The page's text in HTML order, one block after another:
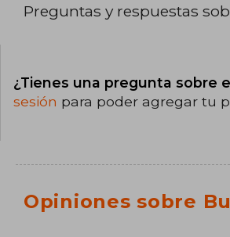
Preguntas y respuestas
¿Tienes una pregunta sobre
sesión para poder agregar tu
Opiniones sobre